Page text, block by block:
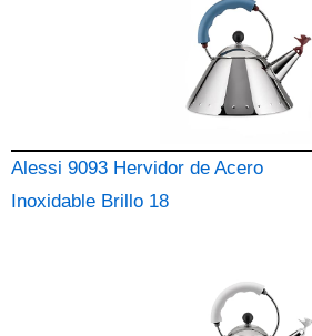
Alessi 9093 Hervidor de Acero
Inoxidable Brillo 18